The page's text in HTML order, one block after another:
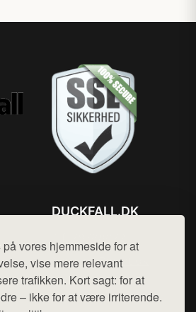
vores hjemmeside for at
vise mere relevant
trafikken. Kort sagt: for at
– ikke for at være irriterende.
DUCKFALL.DK
Mail: hej@want.dk
Cookie- og privatlivspolitik